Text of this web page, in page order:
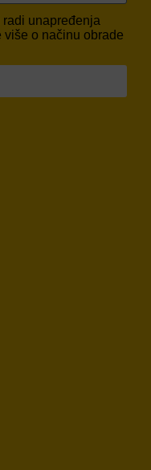
radi unapređenja
više o načinu obrade